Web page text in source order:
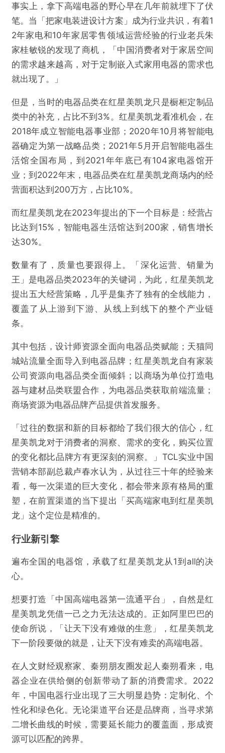
事实上，拿下高端电器的野心早在几年前就埋下了伏
笔。当「把家电装进设计方案」成为行业共识，有着1
2年家电和10年家居零售领域运营经验的行业老兵朱
家桂敏锐的发现了商机，「中国消费者对于家居空间
的需求越来越高，对于定制嵌入式家用电器的需求也
就出现了。」
但是，当时的电器品类在红星美凯龙只是橱柜定制品
类中的补充，占比不到3%。红星美凯龙看准机会，在
2018年成立智能电器事业部；2020年10月将智能电
器确定为第一战略品类；2021年5月开启智能电器生
活馆全国布局，到2021年年底已有104家电器馆开
业；到2022年末，电器品类在红星美凯龙商场内的经
营面积达到200万方，占比10%。
而红星美凯龙在2023年提出的下一个目标是：经营占
比达到15%，智能电器生活馆达到200家，销售增长
达30%。
数量有了，质量也要跟得上。「深化运营、销量为
王」是电器品类2023年的关键词，为此，红星美凯龙
提出五大经营策略，几乎是集齐了独有的全线能力，
覆盖了从上游到下游、从线上到线下的整个产业链
条。
其中包括，设计师资源全面向电器品类赋能；天猫同
城站流量全面导入到电器品牌；红星美凯龙自有家装
公司资源向电器品类全面倾斜；以商场为单位打造电
器与建材品类联盟合作，为电器品类获取前端流量；
商场资源为电器品牌产品提供首发服务。
「过往的数据和新的目标都给了我们很大的信心，红
星美凯龙对于消费者的洞察、需求的变化，购买位置
的变化都比品牌方有更深刻的洞察。」TCL实业中国
营销本部副总裁卢春水认为，从过往三十年的经验来
看，每一次渠道的巨大变化，都会带来原有格局的重
塑，在前置渠道的当下提出「买高端家电到红星美凯
龙」这个定位是精准的。
行业新引擎
遍布全国的电器馆，承载了红星美凯龙从1到all的决
心。
想要打造「中国高端电器第一流通平台」，自然是红
星美凯龙凭借一己之力无法达成的。正如阿里巴巴的
使命所说，「让天下没有难做的生意」，红星美凯龙
下一阶段要做的就是，让天下没有难卖的高端电器。
在人文财经观察家、秦朔朋友圈发起人秦朔看来，电
器企业在供给侧的创新带动了新的消费需求。2022
年，中国电器行业出现了三大明显趋势：定制化、个
性化和绿色化。无论渠道平台还是品牌商，当寻求第
二增长曲线的时候，需要延长能力的覆盖面，形成资
源可以匹配的跨界。